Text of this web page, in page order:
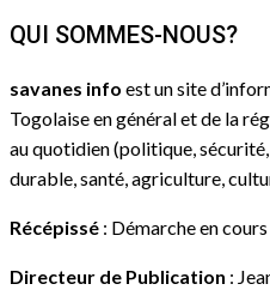
QUI SOMMES-NOUS?
savanes info est un site
Togolaise en général et de la
au quotidien (politique,
durable, santé, agriculture,
Récépissé : Démarche en cours
Directeur de Publication :